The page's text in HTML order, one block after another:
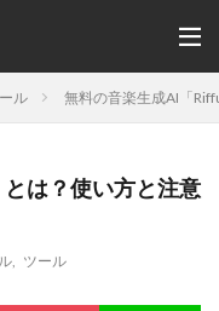
ル 無料の音楽生成AI「
は？使い方と注意
,
ツール